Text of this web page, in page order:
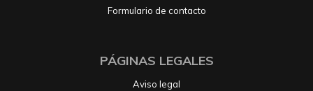
Formulario de contacto
PÁGINAS LEGALES
Aviso legal